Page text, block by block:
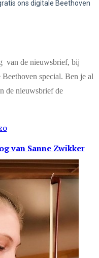
ons digitale Beethoven
van de nieuwsbrief, bij
special. Ben je al
de nieuwsbrief de
van Sanne Zwikker